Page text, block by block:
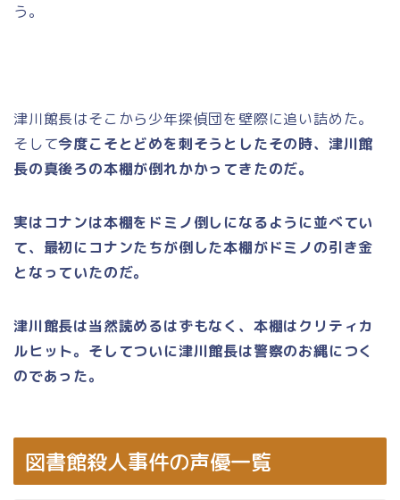
う。
津川館長はそこから少年探偵団を壁際に追い詰めた。
そして今度こそとどめを刺そうとしたその時、津川館
長の真後ろの本棚が倒れかかってきたのだ。
実はコナンは本棚をドミノ倒しになるように並べてい
て、最初にコナンたちが倒した本棚がドミノの引き金
となっていたのだ。
津川館長は当然読めるはずもなく、本棚はクリティカ
ルヒット。そしてついに津川館長は警察のお縄につく
のであった。
図書館殺人事件の声優一覧